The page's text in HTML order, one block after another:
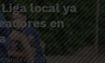
local ya
en
2021